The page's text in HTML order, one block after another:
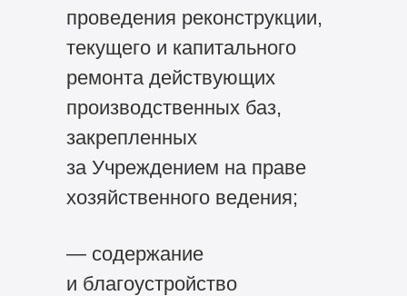
проведения реконструкции,
текущего и капитального
ремонта действующих
производственных баз,
закрепленных
за Учреждением на праве
хозяйственного ведения;
— содержание
и благоустройство